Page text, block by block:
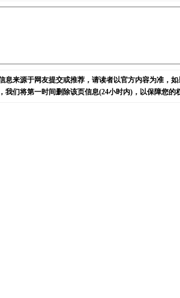
息来源于网友提交或推荐，请读者以官方内容为准，
我们将第一时间删除该页信息(24小时内)，以保障您的